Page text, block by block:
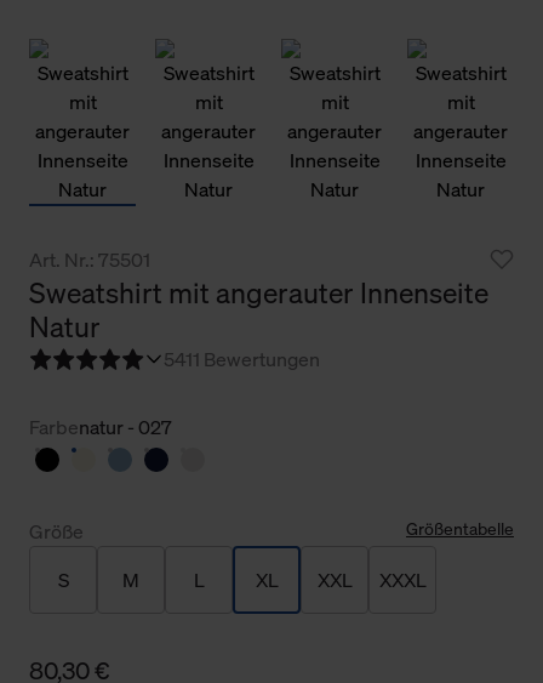
Art. Nr.: 75501
Sweatshirt mit angerauter Innenseite
Natur
5411 Bewertungen
Farbenatur - 027
Größe Größentabelle
S M L XL XXL XXXL
80,30 €